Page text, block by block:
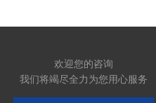
欢迎您的咨询
我们将竭尽全力为您用心服务